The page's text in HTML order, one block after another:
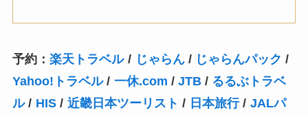
予約： 楽天トラベル/ じゃらん/ じゃらんパック /
Yahoo!トラベル/ 一休.com / JTB/ るるぶトラベ
ル/ HIS/ 近畿日本ツーリスト / 日本旅行/ JALパ